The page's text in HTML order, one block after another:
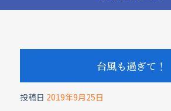
台風も過ぎて！
投稿日 2019年9月25日